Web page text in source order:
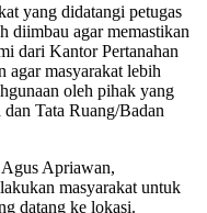
yang didatangi petugas
diimbau agar memastikan
dari Kantor Pertanahan
masyarakat lebih
oleh pihak yang
Tata Ruang/Badan
Apriawan,
masyarakat untuk
datang ke lokasi.